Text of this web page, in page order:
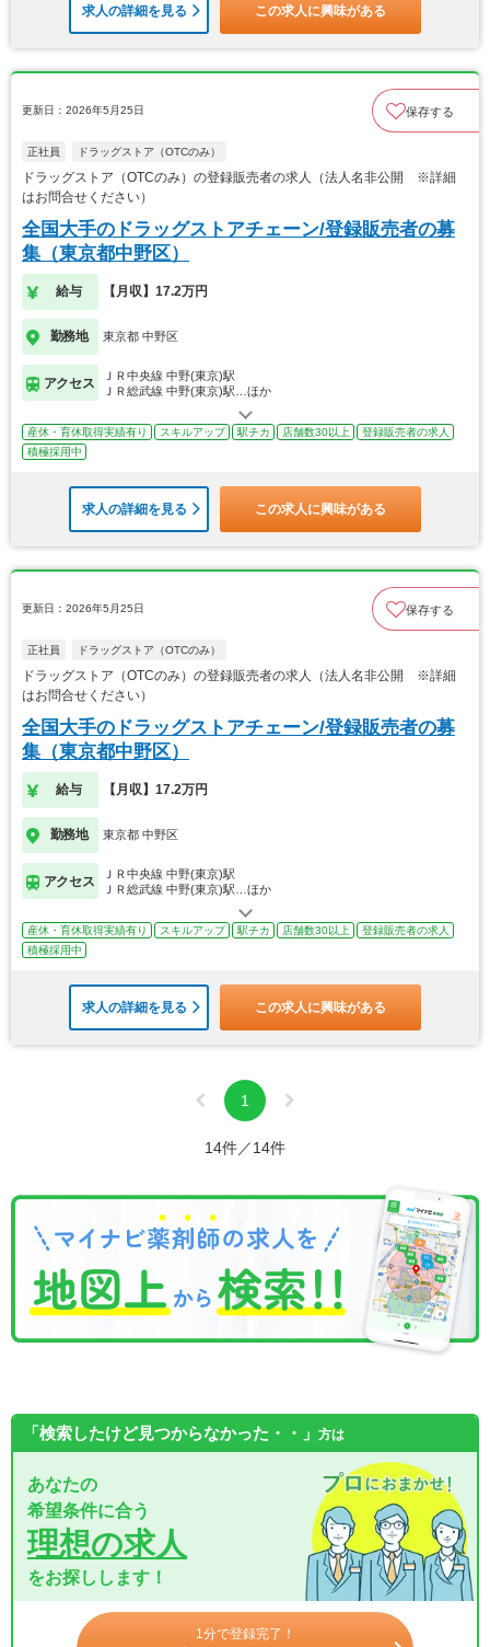
求人の詳細を見る この求人に興味がある
更新日：2026年5月25日 保存する
正社員 ドラッグストア（OTCのみ）
ドラッグストア（OTCのみ）の登録販売者の求人（法人名非公開 ※詳細
はお問合せください）
全国大手のドラッグストアチェーン/登録販売者の募
集（東京都中野区）
給与 【月収】17.2万円
勤務地 東京都 中野区
アクセス
ＪＲ中央線 中野(東京)駅
ＪＲ総武線 中野(東京)駅…ほか
産休・育休取得実績有り スキルアップ 駅チカ 店舗数30以上
登録販売者の求人
積極採用中
求人の詳細を見る この求人に興味がある
更新日：2026年5月25日 保存する
正社員 ドラッグストア（OTCのみ）
ドラッグストア（OTCのみ）の登録販売者の求人（法人名非公開 ※詳細
はお問合せください）
全国大手のドラッグストアチェーン/登録販売者の募
集（東京都中野区）
給与 【月収】17.2万円
勤務地 東京都 中野区
アクセス
ＪＲ中央線 中野(東京)駅
ＪＲ総武線 中野(東京)駅…ほか
産休・育休取得実績有り スキルアップ 駅チカ 店舗数30以上
登録販売者の求人
積極採用中
求人の詳細を見る この求人に興味がある
1
14件／14件
「検索したけど見つからなかった・・」 方は
あなたの
希望条件に合う
理想の求人
をお探しします！
1分で登録完了！